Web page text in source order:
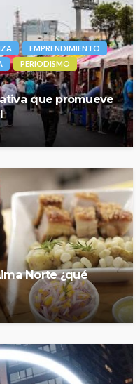
EMPRENDIMIENTO
PERIODISMO
que promueve
Norte ¿qué